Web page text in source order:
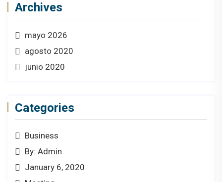
Archives
mayo 2026
agosto 2020
junio 2020
Categories
Business
By: Admin
January 6, 2020